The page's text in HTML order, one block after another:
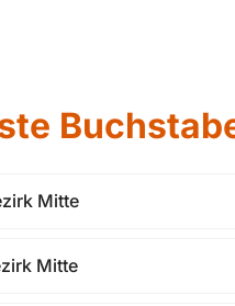
Mitte
Mitte